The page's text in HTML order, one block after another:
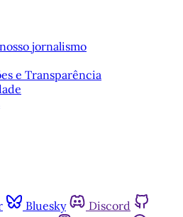
jornalismo
e Transparência
Bluesky
Discord